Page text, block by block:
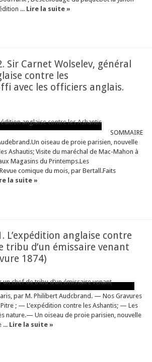
... Lire la suite »
Carnet Wolselev, général
contre les
avec les officiers anglais.
SOMMAIRE
oiseau de proie parisien, nouvelle
Ashautis; Visite du maréchal de Mac-Mahon à
Magasins du Printemps.Les
comique du mois, par Bertall.Faits
la suite »
L’expédition anglaise contre
tribu d’un émissaire venant
1874)
par M. Philibert Audcbrand. — Nos Gravures
; — L’expédition contre les Ashantis; — Les
nature.— Un oiseau de proie parisien, nouvelle
... Lire la suite »